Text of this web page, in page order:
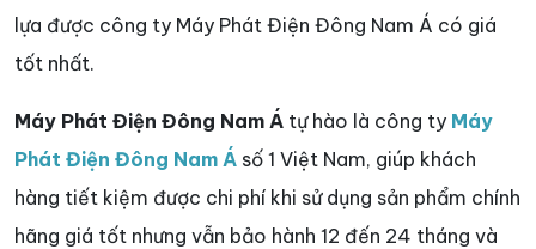
lựa được công ty Máy Phát Điện Đông Nam Á có giá
tốt nhất.
Máy Phát Điện Đông Nam Á tự hào là công ty Máy
Phát Điện Đông Nam Á số 1 Việt Nam, giúp khách
hàng tiết kiệm được chi phí khi sử dụng sản phẩm chính
hãng giá tốt nhưng vẫn bảo hành 12 đến 24 tháng và